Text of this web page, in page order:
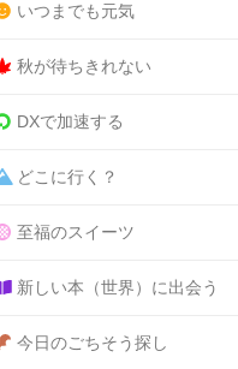
いつまでも元気
秋が待ちきれない
DXで加速する
どこに行く？
至福のスイーツ
新しい本（世界）に出会う
今日のごちそう探し